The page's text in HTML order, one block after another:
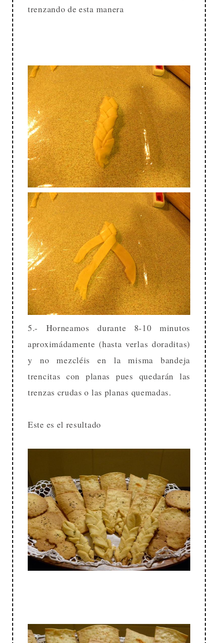
trenzando de esta manera
5.- Horneamos durante 8-10 minutos
aproximádamente (hasta verlas doraditas)
y no mezcléis en la misma bandeja
trencitas con planas pues quedarán las
trenzas crudas o las planas quemadas.
Este es el resultado